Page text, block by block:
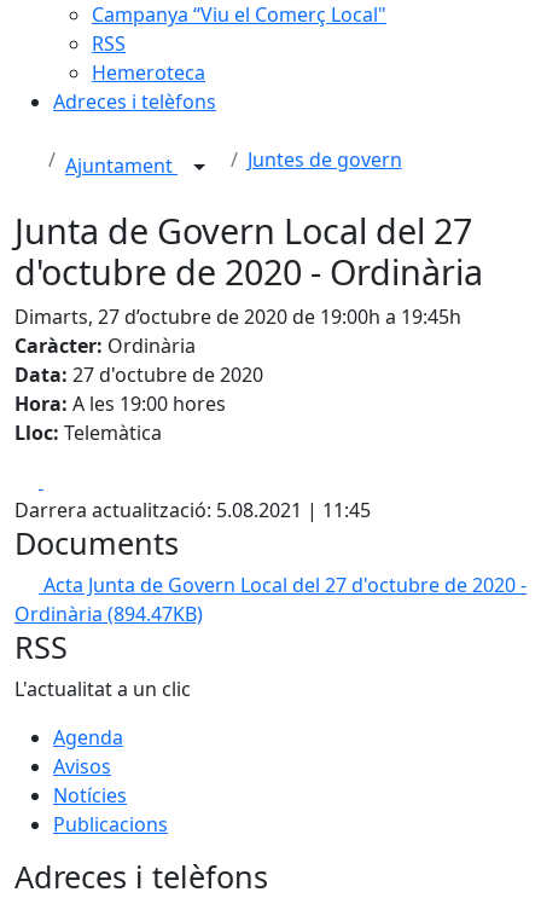
Campanya “Viu el Comerç Local"
RSS
Hemeroteca
Adreces i telèfons
Ajuntament Juntes de govern
Junta de Govern Local del 27
d'octubre de 2020 - Ordinària
Dimarts, 27 d’octubre de 2020 de 19:00h a 19:45h
Caràcter: Ordinària
Data: 27 d'octubre de 2020
Hora: A les 19:00 hores
Lloc: Telemàtica
Darrera actualització: 5.08.2021 | 11:45
Documents
Acta Junta de Govern Local del 27 d'octubre de 2020 -
Ordinària (894.47KB)
RSS
L'actualitat a un clic
Agenda
Avisos
Notícies
Publicacions
Adreces i telèfons